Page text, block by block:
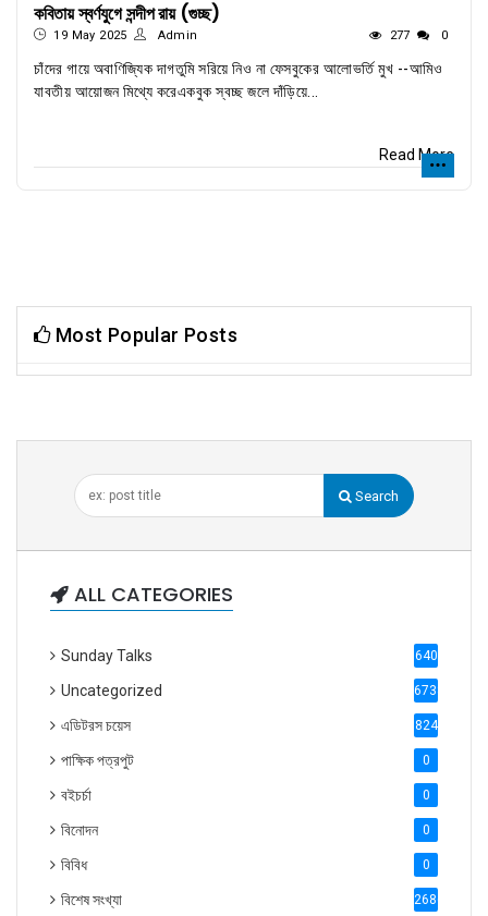
কবিতায় স্বর্ণযুগে সন্দীপ রায় (গুচ্ছ)
19 May 2025 Admin 277 0
চাঁদের গায়ে অবাণিজ্যিক দাগতুমি সরিয়ে নিও না ফেসবুকের আলোভর্তি মুখ --আমিও
যাবতীয় আয়োজন মিথ্যে করেএকবুক স্বচ্ছ জলে দাঁড়িয়ে...
Read More
Most Popular Posts
Search
ALL CATEGORIES
Sunday Talks 640
Uncategorized 6738
এডিটরস চয়েস 824
পাক্ষিক পত্রপুট 0
বইচর্চা 0
বিনোদন 0
বিবিধ 0
বিশেষ সংখ্যা 2686